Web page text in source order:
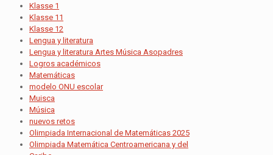
Klasse 1
Klasse 11
Klasse 12
Lengua y literatura
Lengua y literatura Artes Música Asopadres
Logros académicos
Matemáticas
modelo ONU escolar
Muisca
Música
nuevos retos
Olimpiada Internacional de Matemáticas 2025
Olimpiada Matemática Centroamericana y del